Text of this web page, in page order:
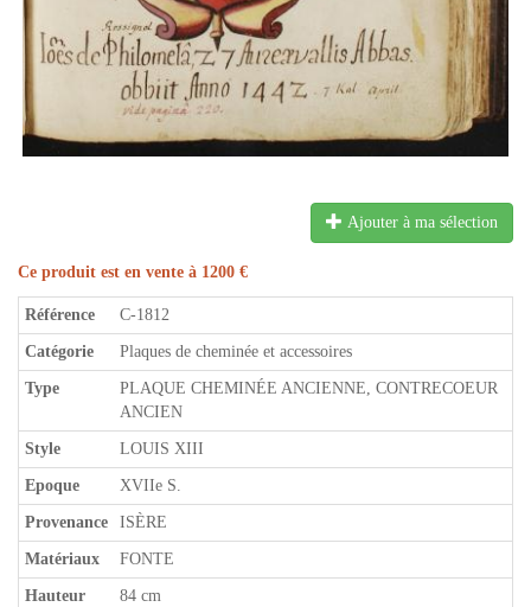
Ajouter à ma sélection
Ce produit est en vente à 1200 €
Référence C-1812
Catégorie Plaques de cheminée et accessoires
Type
PLAQUE CHEMINÉE ANCIENNE, CONTRECOEUR
ANCIEN
Style LOUIS XIII
Epoque XVIIe S.
Provenance ISÈRE
Matériaux FONTE
Hauteur 84 cm